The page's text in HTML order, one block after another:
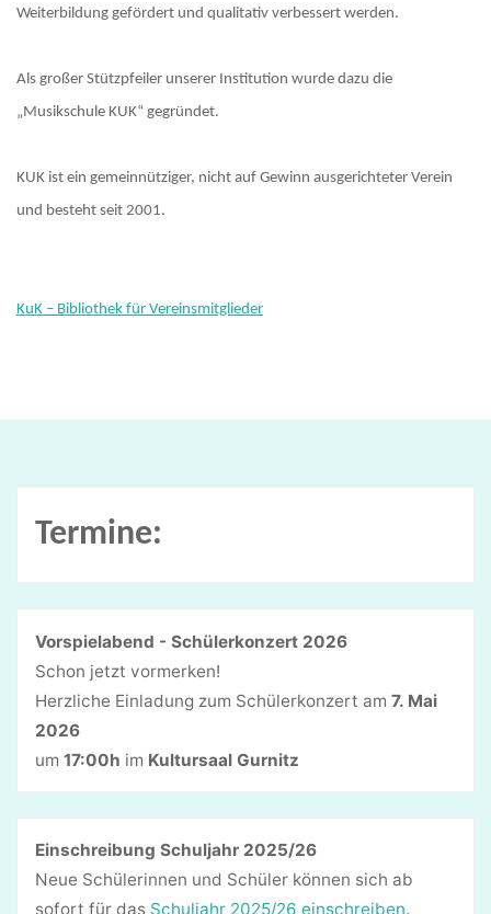
Weiterbildung gefördert und qualitativ verbessert werden.
Als großer Stützpfeiler unserer Institution wurde dazu die
„Musikschule KUK“ gegründet.
KUK ist ein gemeinnütziger, nicht auf Gewinn ausgerichteter Verein
und besteht seit 2001.
KuK – Bibliothek für Vereinsmitglieder
Termine:
Vorspielabend - Schülerkonzert 2026
Schon jetzt vormerken!
Herzliche Einladung zum Schülerkonzert am 7. Mai
2026
um 17:00h im Kultursaal Gurnitz
Einschreibung Schuljahr 2025/26
Neue Schülerinnen und Schüler können sich ab
sofort für das Schuljahr 2025/26 einschreiben.